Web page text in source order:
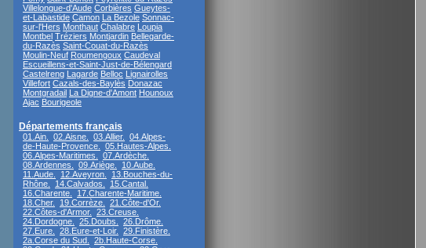
Villelongue-d'Aude Corbières Gueytes-
et-Labastide Camon La Bezole Sonnac-
sur-l'Hers Monthaut Chalabre Loupia
Montbel Tréziers Montjardin Bellegarde-
du-Razès Saint-Couat-du-Razès
Moulin-Neuf Roumengoux Caudeval
Escueillens-et-Saint-Just-de-Bélengard
Castelreng Lagarde Belloc Lignairolles
Villefort Cazals-des-Baylès Donazac
Montgradail La Digne-d'Amont Hounoux
Ajac Bourigeole
Départements français
01.Ain. 02.Aisne. 03.Allier.
04.Alpes-
de-Haute-Provence.
05.Hautes-Alpes.
06.Alpes-Maritimes.
07.Ardèche.
08.Ardennes.
09.Ariège.
10.Aube.
11.Aude.
12.Aveyron.
13.Bouches-du-
Rhône.
14.Calvados.
15.Cantal.
16.Charente.
17.Charente-Maritime.
18.Cher.
19.Corrèze.
21.Côte-d'Or.
22.Côtes-d'Armor.
23.Creuse.
24.Dordogne.
25.Doubs.
26.Drôme.
27.Eure.
28.Eure-et-Loir.
29.Finistère.
2a.Corse du Sud.
2b.Haute-Corse.